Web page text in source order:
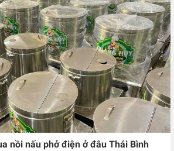
nồi nấu phở điện ở đâu Thái Bình